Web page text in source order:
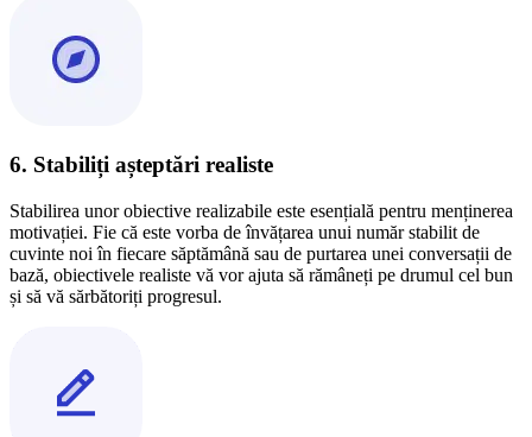
6. Stabiliți așteptări realiste
Stabilirea unor obiective realizabile este esențială pentru menținerea
motivației. Fie că este vorba de învățarea unui număr stabilit de
cuvinte noi în fiecare săptămână sau de purtarea unei conversații de
bază, obiectivele realiste vă vor ajuta să rămâneți pe drumul cel bun
și să vă sărbătoriți progresul.